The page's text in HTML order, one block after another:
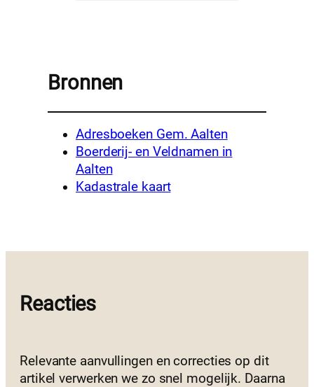
Bronnen
Adresboeken Gem. Aalten
Boerderij- en Veldnamen in
Aalten
Kadastrale kaart
Reacties
Relevante aanvullingen en correcties op dit
artikel verwerken we zo snel mogelijk. Daarna